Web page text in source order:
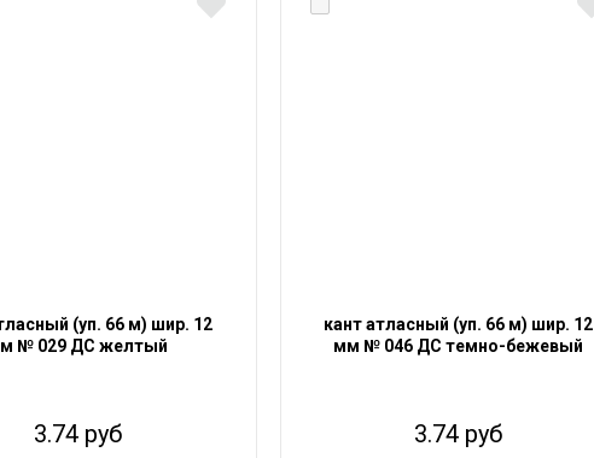
(уп. 66 м) шир. 12
№ 029 ДС желтый
3.74 руб
кант атласный (уп. 66 м) шир. 12
мм № 046 ДС темно-бежевый
3.74 руб